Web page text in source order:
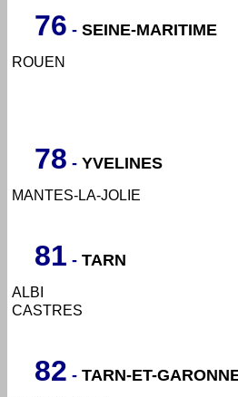
76 - SEINE-MARITIME
ROUEN
78 - YVELINES
MANTES-LA-JOLIE
81 - TARN
ALBI
CASTRES
82 - TARN-ET-